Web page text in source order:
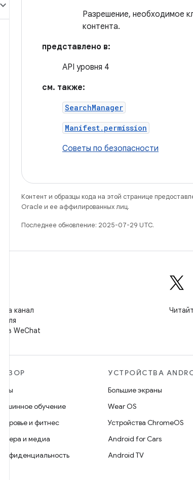
Разрешение, необходимое
контента.
представлено в:
API уровня 4
см. также:
SearchManager
Manifest.permission
Советы по безопасности
Контент и образцы кода на этой странице
Oracle и ее аффилированных лиц.
Последнее обновление: 2025-07-29 UTC.
на канал
для
в WeChat
ОБЗОР
Игры
Машинное обучение
Здоровье и фитнес
Камера и медиа
Конфиденциальность
УСТРОЙСТВА
Большие экраны
Wear OS
Устройства ChromeOS
Android for Cars
Android TV